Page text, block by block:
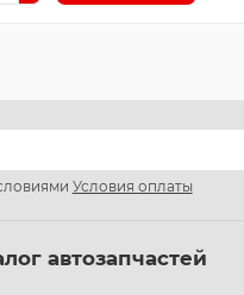
Условия оплаты
автозапчастей